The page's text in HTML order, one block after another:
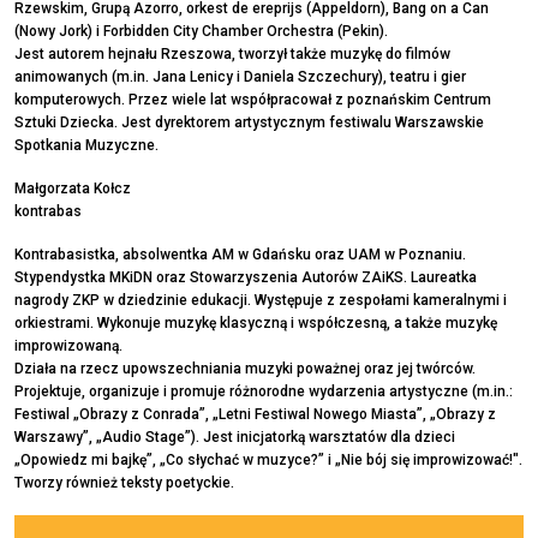
Rzewskim, Grupą Azorro, orkest de ereprijs (Appeldorn), Bang on a Can
(Nowy Jork) i Forbidden City Chamber Orchestra (Pekin).
Jest autorem hejnału Rzeszowa, tworzył także muzykę do filmów
animowanych (m.in. Jana Lenicy i Daniela Szczechury), teatru i gier
komputerowych. Przez wiele lat współpracował z poznańskim Centrum
Sztuki Dziecka. Jest dyrektorem artystycznym festiwalu Warszawskie
Spotkania Muzyczne.
Małgorzata Kołcz
kontrabas
Kontrabasistka, absolwentka AM w Gdańsku oraz UAM w Poznaniu.
Stypendystka MKiDN oraz Stowarzyszenia Autorów ZAiKS. Laureatka
nagrody ZKP w dziedzinie edukacji. Występuje z zespołami kameralnymi i
orkiestrami. Wykonuje muzykę klasyczną i współczesną, a także muzykę
improwizowaną.
Działa na rzecz upowszechniania muzyki poważnej oraz jej twórców.
Projektuje, organizuje i promuje różnorodne wydarzenia artystyczne (m.in.:
Festiwal „Obrazy z Conrada”, „Letni Festiwal Nowego Miasta”, „Obrazy z
Warszawy”, „Audio Stage”). Jest inicjatorką warsztatów dla dzieci
„Opowiedz mi bajkę”, „Co słychać w muzyce?” i „Nie bój się improwizować!".
Tworzy również teksty poetyckie.